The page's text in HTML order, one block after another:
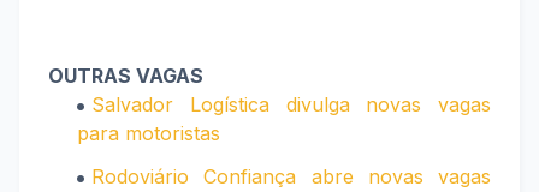
OUTRAS VAGAS
Salvador Logística divulga novas vagas
para motoristas
Rodoviário Confiança abre novas vagas